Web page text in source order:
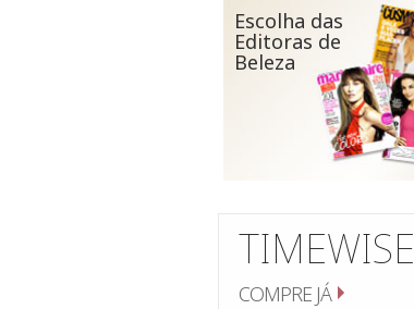
Escolha das
Editoras de
Beleza
TIMEWISE
COMPRE JÁ